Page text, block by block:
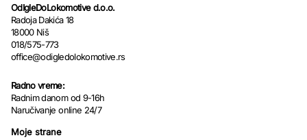
OdIgleDoLokomotive d.o.o.
Radoja Dakića 18
18000 Niš
018/575-773
office@odigledolokomotive.rs
Radno vreme:
Radnim danom od 9-16h
Naručivanje online 24/7
Moje strane